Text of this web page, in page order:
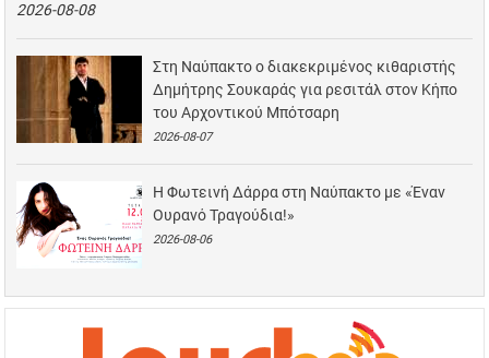
2026-08-08
Στη Ναύπακτο ο διακεκριμένος κιθαριστής
Δημήτρης Σουκαράς για ρεσιτάλ στον Κήπο
του Αρχοντικού Μπότσαρη
2026-08-07
Η Φωτεινή Δάρρα στη Ναύπακτο με «Έναν
Ουρανό Τραγούδια!»
2026-08-06